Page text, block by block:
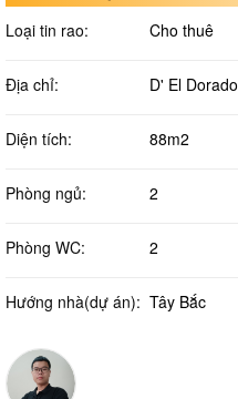
Loại tin rao: Cho thuê
Địa chỉ: D' El Dorado
Diện tích: 88m2
Phòng ngủ: 2
Phòng WC: 2
Hướng nhà(dự án): Tây Bắc